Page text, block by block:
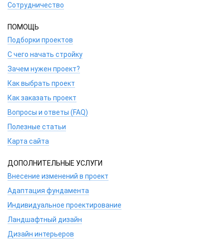
Сотрудничество
ПОМОЩЬ
Подборки проектов
С чего начать стройку
Зачем нужен проект?
Как выбрать проект
Как заказать проект
Вопросы и ответы (FAQ)
Полезные статьи
Карта сайта
ДОПОЛНИТЕЛЬНЫЕ УСЛУГИ
Внесение изменений в проект
Адаптация фундамента
Индивидуальное проектирование
Ландшафтный дизайн
Дизайн интерьеров